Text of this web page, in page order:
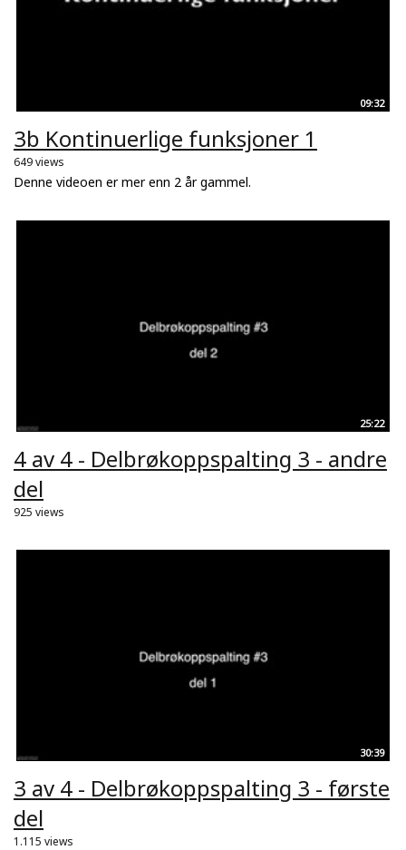
09:32
3b Kontinuerlige funksjoner 1
649 views
Denne videoen er mer enn 2 år gammel.
25:22
4 av 4 - Delbrøkoppspalting 3 - andre
del
925 views
30:39
3 av 4 - Delbrøkoppspalting 3 - første
del
1.115 views